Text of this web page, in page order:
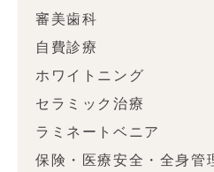
審美歯科
自費診療
ホワイトニング
セラミック治療
ラミネートベニア
保険・医療安全・全身管